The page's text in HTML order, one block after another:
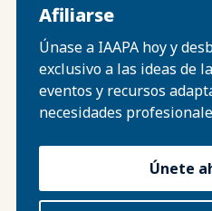
Afiliarse
Únase a IAAPA hoy y
exclusivo a las ideas de
eventos y recursos
necesidades
Únete